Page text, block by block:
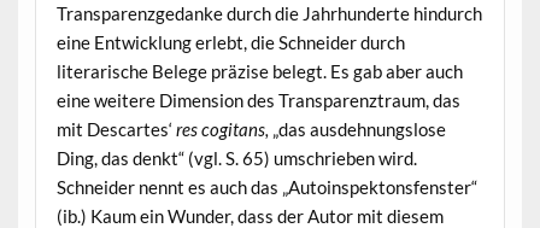
Transparenzgedanke durch die Jahrhunderte hindurch
eine Entwicklung erlebt, die Schneider durch
literarische Belege präzise belegt. Es gab aber auch
eine weitere Dimension des Transparenztraum, das
mit Descartes‘ res cogitans, „das ausdehnungslose
Ding, das denkt“ (vgl. S. 65) umschrieben wird.
Schneider nennt es auch das „Autoinspektonsfenster“
(ib.) Kaum ein Wunder, dass der Autor mit diesem